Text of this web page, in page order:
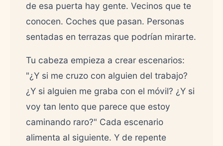
de esa puerta hay gente. Vecinos que te
conocen. Coches que pasan. Personas
sentadas en terrazas que podrían mirarte.
Tu cabeza empieza a crear escenarios:
"¿Y si me cruzo con alguien del trabajo?
¿Y si alguien me graba con el móvil? ¿Y si
voy tan lento que parece que estoy
caminando raro?" Cada escenario
alimenta al siguiente. Y de repente